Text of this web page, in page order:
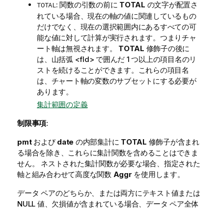
TOTAL: 関数の引数の前に TOTAL の文字が配置さ
れている場合、現在の軸の値に関連しているもの
だけでなく、現在の選択範囲内にあるすべての可
能な値に対して計算が実行されます。つまりチャ
ート軸は無視されます。 TOTAL 修飾子の後に
は、山括弧 <fld> で囲んだ 1 つ以上の項目名のリ
ストを続けることができます。これらの項目名
は、チャート軸の変数のサブセットにする必要が
あります。
集計範囲の定義
制限事項:
pmtおよびdate の内部集計に TOTAL 修飾子が含まれ
る場合を除き、これらに集計関数を含めることはできま
せん。 ネストされた集計関数が必要な場合、指定された
軸と組み合わせて高度な関数 Aggr を使用します。
データ ペアのどちらか、または両方にテキスト値または
NULL 値、欠損値が含まれている場合、データ ペア全体